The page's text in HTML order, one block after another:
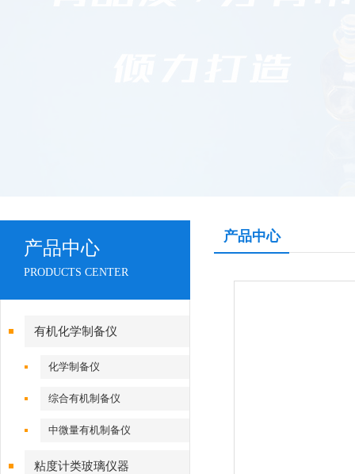
产品中心
PRODUCTS CENTER
有机化学制备仪
化学制备仪
综合有机制备仪
中微量有机制备仪
粘度计类玻璃仪器
产品中心